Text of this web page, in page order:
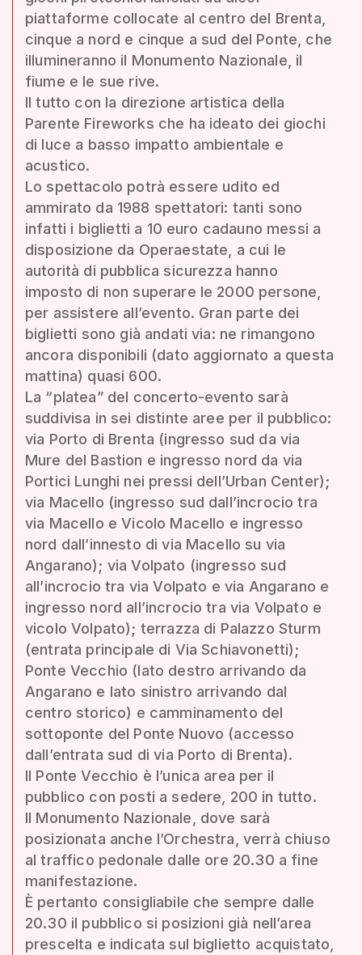
piattaforme collocate al centro del Brenta,
cinque a nord e cinque a sud del Ponte, che
illumineranno il Monumento Nazionale, il
fiume e le sue rive.
Il tutto con la direzione artistica della
Parente Fireworks che ha ideato dei giochi
di luce a basso impatto ambientale e
acustico.
Lo spettacolo potrà essere udito ed
ammirato da 1988 spettatori: tanti sono
infatti i biglietti a 10 euro cadauno messi a
disposizione da Operaestate, a cui le
autorità di pubblica sicurezza hanno
imposto di non superare le 2000 persone,
per assistere all’evento. Gran parte dei
biglietti sono già andati via: ne rimangono
ancora disponibili (dato aggiornato a questa
mattina) quasi 600.
La “platea” del concerto-evento sarà
suddivisa in sei distinte aree per il pubblico:
via Porto di Brenta (ingresso sud da via
Mure del Bastion e ingresso nord da via
Portici Lunghi nei pressi dell’Urban Center);
via Macello (ingresso sud dall’incrocio tra
via Macello e Vicolo Macello e ingresso
nord dall’innesto di via Macello su via
Angarano); via Volpato (ingresso sud
all’incrocio tra via Volpato e via Angarano e
ingresso nord all’incrocio tra via Volpato e
vicolo Volpato); terrazza di Palazzo Sturm
(entrata principale di Via Schiavonetti);
Ponte Vecchio (lato destro arrivando da
Angarano e lato sinistro arrivando dal
centro storico) e camminamento del
sottoponte del Ponte Nuovo (accesso
dall’entrata sud di via Porto di Brenta).
Il Ponte Vecchio è l’unica area per il
pubblico con posti a sedere, 200 in tutto.
Il Monumento Nazionale, dove sarà
posizionata anche l’Orchestra, verrà chiuso
al traffico pedonale dalle ore 20.30 a fine
manifestazione.
È pertanto consigliabile che sempre dalle
20.30 il pubblico si posizioni già nell’area
prescelta e indicata sul biglietto acquistato,